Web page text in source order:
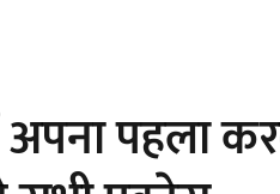
पहला